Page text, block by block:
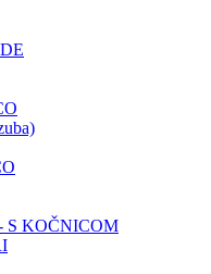
S KOČNICOM